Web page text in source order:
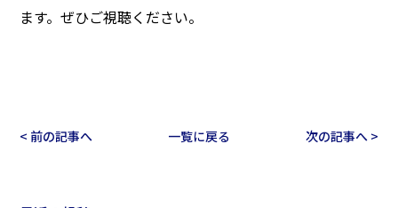
ます。ぜひご視聴ください。
< 前の記事へ 一覧に戻る 次の記事へ >